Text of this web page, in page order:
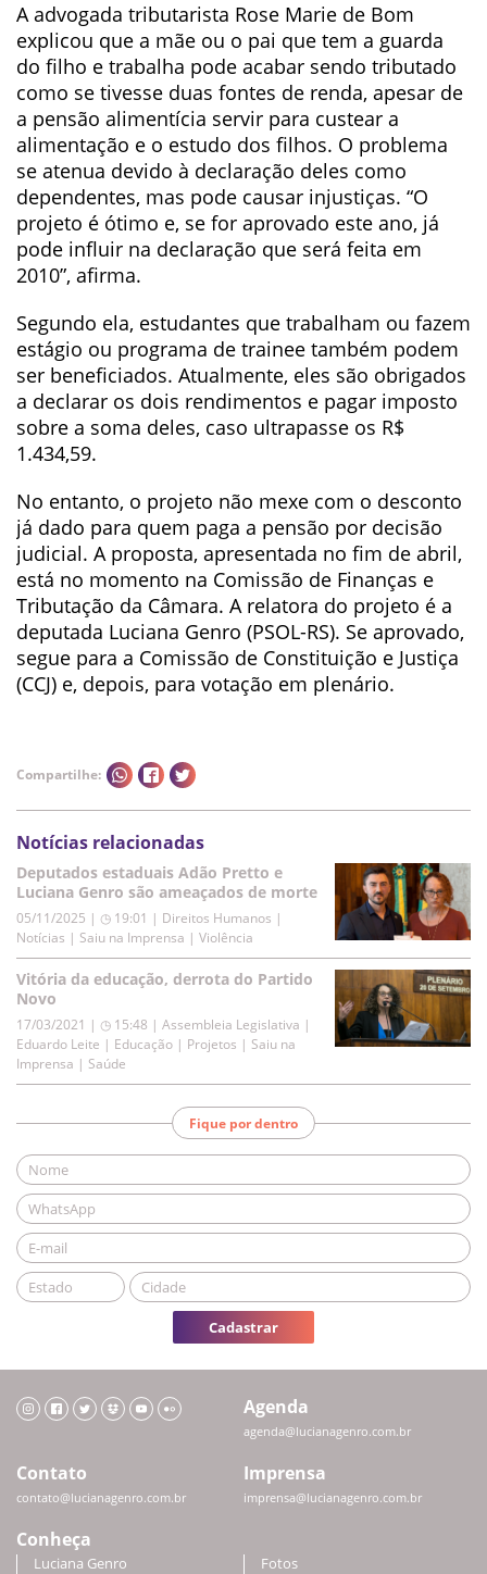
A advogada tributarista Rose Marie de Bom
explicou que a mãe ou o pai que tem a guarda
do filho e trabalha pode acabar sendo tributado
como se tivesse duas fontes de renda, apesar de
a pensão alimentícia servir para custear a
alimentação e o estudo dos filhos. O problema
se atenua devido à declaração deles como
dependentes, mas pode causar injustiças. “O
projeto é ótimo e, se for aprovado este ano, já
pode influir na declaração que será feita em
2010”, afirma.
Segundo ela, estudantes que trabalham ou fazem
estágio ou programa de trainee também podem
ser beneficiados. Atualmente, eles são obrigados
a declarar os dois rendimentos e pagar imposto
sobre a soma deles, caso ultrapasse os R$
1.434,59.
No entanto, o projeto não mexe com o desconto
já dado para quem paga a pensão por decisão
judicial. A proposta, apresentada no fim de abril,
está no momento na Comissão de Finanças e
Tributação da Câmara. A relatora do projeto é a
deputada Luciana Genro (PSOL-RS). Se aprovado,
segue para a Comissão de Constituição e Justiça
(CCJ) e, depois, para votação em plenário.
Compartilhe:
Notícias relacionadas
Deputados estaduais Adão Pretto e
Luciana Genro são ameaçados de morte
05/11/2025 | ◷ 19:01 | Direitos Humanos |
Notícias | Saiu na Imprensa | Violência
Vitória da educação, derrota do Partido
Novo
17/03/2021 | ◷ 15:48 | Assembleia Legislativa |
Eduardo Leite | Educação | Projetos | Saiu na
Imprensa | Saúde
Fique por dentro
Cadastrar
Agenda
agenda@lucianagenro.com.br
Contato
contato@lucianagenro.com.br
Imprensa
imprensa@lucianagenro.com.br
Conheça
Luciana Genro Fotos